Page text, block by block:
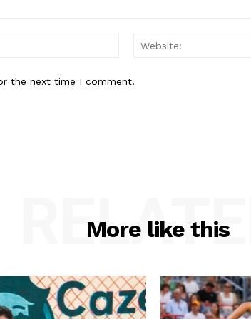
Email:*
the next time I comment.
More like this
RELATED